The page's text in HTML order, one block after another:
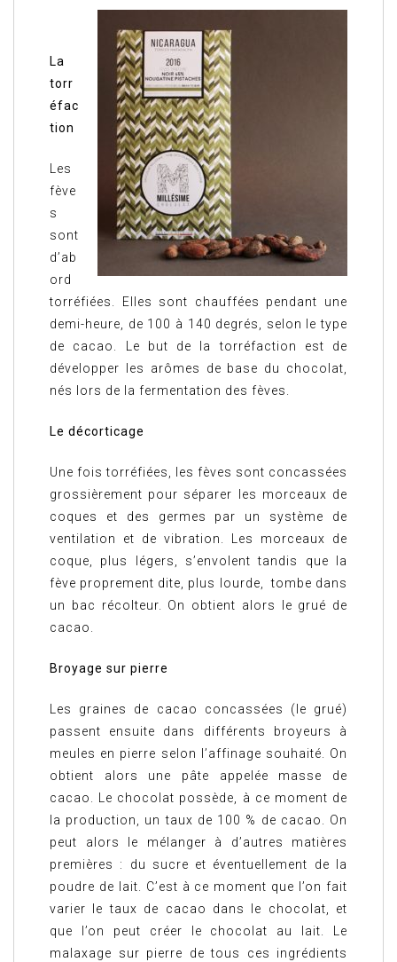
La
torr
éfac
tion
Les
fève
s
sont
d’ab
ord
torréfiées. Elles sont chauffées pendant une
demi-heure, de 100 à 140 degrés, selon le type
de cacao. Le but de la torréfaction est de
développer les arômes de base du chocolat,
nés lors de la fermentation des fèves.
Le décorticage
Une fois torréfiées, les fèves sont concassées
grossièrement pour séparer les morceaux de
coques et des germes par un système de
ventilation et de vibration. Les morceaux de
coque, plus légers, s’envolent tandis que la
fève proprement dite, plus lourde, tombe dans
un bac récolteur. On obtient alors le grué de
cacao.
Broyage sur pierre
Les graines de cacao concassées (le grué)
passent ensuite dans différents broyeurs à
meules en pierre selon l’affinage souhaité. On
obtient alors une pâte appelée masse de
cacao. Le chocolat possède, à ce moment de
la production, un taux de 100 % de cacao. On
peut alors le mélanger à d’autres matières
premières : du sucre et éventuellement de la
poudre de lait. C’est à ce moment que l’on fait
varier le taux de cacao dans le chocolat, et
que l’on peut créer le chocolat au lait. Le
malaxage sur pierre de tous ces ingrédients